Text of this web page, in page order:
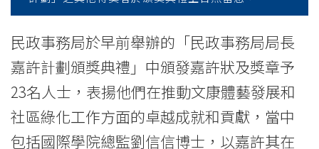
政
事
務
局
民政事務局於早前舉辦的「民政事務局局長
嘉許計劃頒獎典禮」中頒發嘉許狀及獎章予
23名人士，表揚他們在推動文康體藝發展和
社區綠化工作方面的卓越成就和貢獻，當中
包括國際學院總監劉信信博士，以嘉許其在